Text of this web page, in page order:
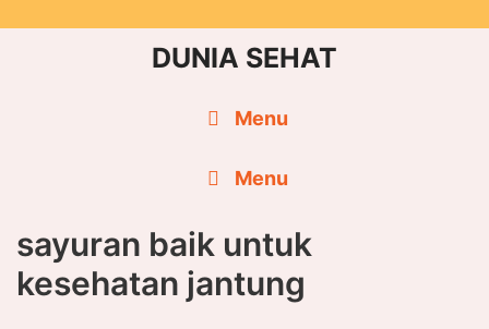
DUNIA SEHAT
Menu
Menu
sayuran baik untuk
kesehatan jantung